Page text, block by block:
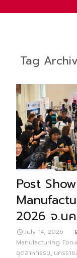
Tag
Post
2026 จ.นค
July 14, 2026
Manufacturing
อุตสาหกรรม, นครราช